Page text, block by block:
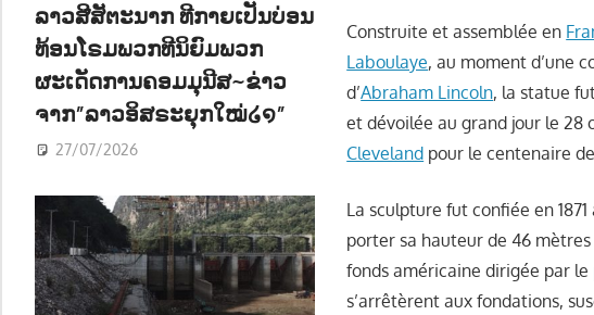
Construite et assemblée en
Laboulaye, au moment d’une
d’Abraham Lincoln, la statue
et dévoilée au grand jour le 28
Cleveland pour le centenaire
La sculpture fut confiée en
porter sa hauteur de 46
fonds américaine dirigée par le
s’arrêtèrent aux fondations,
ລາວສີສັຕະນາກ ທີກາຍເປັນບ່ອນ
ທ້ອນໂຣມພວກທີນິຍົມພວກ
ຜະເດັດການຄອມມຸນີສ~ຂ່າວ
ຈາກ”ລາວອິສຣະຍຸກໃໝ່໒໑”
27/07/2026